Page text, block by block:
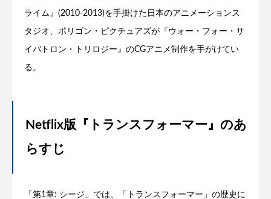
ライム』(2010-2013)を手掛けた日本のアニメーションス
タジオ、ポリゴン・ピクチュアズが『ウォー・フォー・サ
イバトロン・トリロジー』のCGアニメ制作を手がけてい
る。
Netflix版『トランスフォーマー』のあ
らすじ
「第1章: シージ」では、「トランスフォーマー」の歴史に